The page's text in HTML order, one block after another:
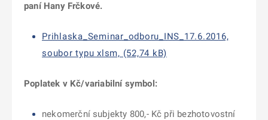
paní Hany Frčkové.
Prihlaska_Seminar_odboru_INS_17.6.2016,
soubor typu xlsm, (52,74 kB)
Poplatek v Kč/variabilní symbol:
nekomerční subjekty 800,- Kč při bezhotovostní